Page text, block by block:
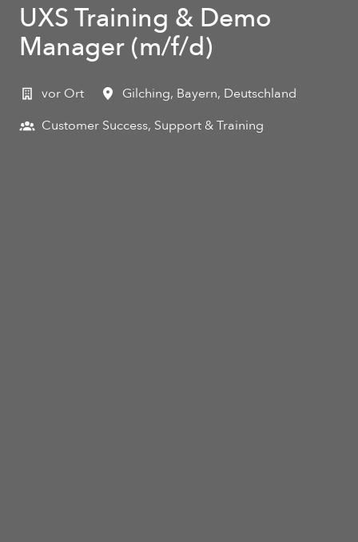
UXS Training & Demo
Manager (m/f/d)
vor Ort Gilching, Bayern, Deutschland
Customer Success, Support & Training